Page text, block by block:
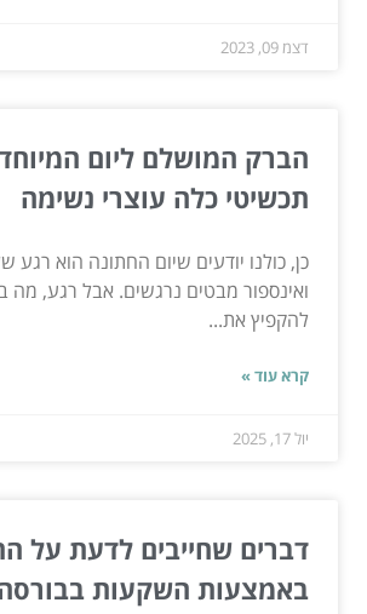
דצמ 09, 2023
הברק המושלם ליום
תכשיטי כלה עוצרי נשימה
כן, כולנו יודעים שיום החתונה הוא
ואינספור מבטים נרגשים. אבל רגע, מה
להקפיץ את...
קרא עוד »
יול 17, 2025
דברים שחייבים לדעת על
באמצעות השקעות